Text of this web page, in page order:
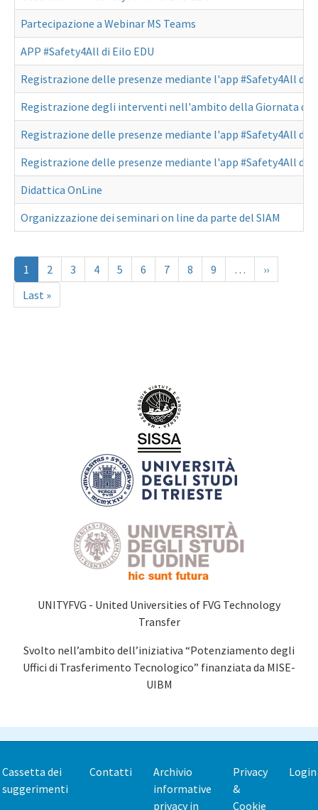
Partecipazione a Webinar MS Teams
APP #Safety4All di Eilo EDU
Registrazione delle presenze mediante l'app #Safety4All di
Registrazione degli interventi nell'ambito della Giornata
Registrazione delle presenze mediante l'app #Safety4All di
Registrazione delle presenze mediante l'app #Safety4All di
Didattica OnLine
Organizzazione dei seminari on line da parte del SIAM
Paginazione
Pagina
attuale
1 Page
2 Page
3 Page
4 Page
5 Page
6 Page
7 Page
8 Page
9 …
Pagina
successiva
››
Ultima
pagina
Last »
UNITYFVG - United Universities of FVG Technology
Transfer
Svolto nell’ambito dell’iniziativa “Potenziamento degli
Uffici di Trasferimento Tecnologico” finanziata da MISE-
UIBM
Footer
Cassetta dei
suggerimenti
Contatti
Archivio
informative
privacy in
Privacy
&
Cookie
Login